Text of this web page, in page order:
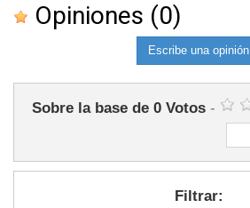
Opiniones (0)
Escribe una opinión
Sobre la base de 0 Votos -
Filtrar: